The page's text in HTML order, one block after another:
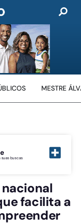
MESTRE
suas buscas
facilita a